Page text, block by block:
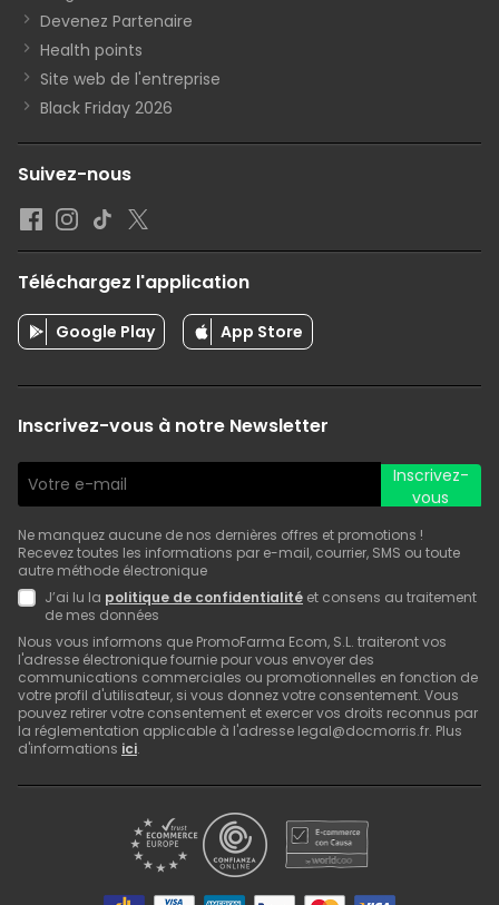
Devenez Partenaire
Health points
Site web de l'entreprise
Black Friday 2026
Suivez-nous
Téléchargez l'application
Google Play App Store
Inscrivez-vous à notre Newsletter
Inscrivez-
vous
Ne manquez aucune de nos dernières offres et promotions !
Recevez toutes les informations par e-mail, courrier, SMS ou toute
autre méthode électronique
J’ai lu la politique de confidentialité et consens au traitement
de mes données
Nous vous informons que PromoFarma Ecom, S.L. traiteront vos
l'adresse électronique fournie pour vous envoyer des
communications commerciales ou promotionnelles en fonction de
votre profil d'utilisateur, si vous donnez votre consentement. Vous
pouvez retirer votre consentement et exercer vos droits reconnus par
la réglementation applicable à l'adresse legal@docmorris.fr. Plus
d'informations ici.